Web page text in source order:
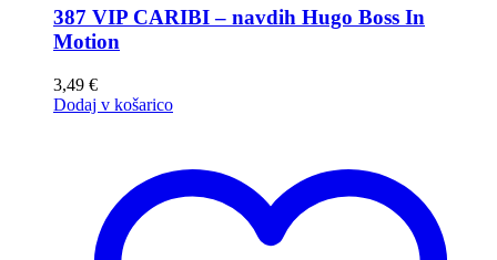
387 VIP CARIBI – navdih Hugo Boss In
Motion
3,49 €
Dodaj v košarico